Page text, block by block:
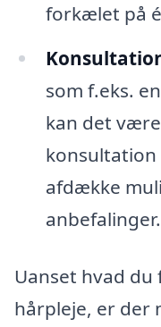
forkælet på
som f.eks.
kan det
afdække
anbefalinger.
Uanset hvad
hårpleje, er der